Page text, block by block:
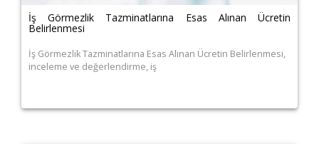
İş Görmezlik Tazminatlarına Esas Alınan Ücretin
Belirlenmesi
İş Görmezlik Tazminatlarına Esas Alınan Ücretin Belirlenmesi,
inceleme ve değerlendirme, iş